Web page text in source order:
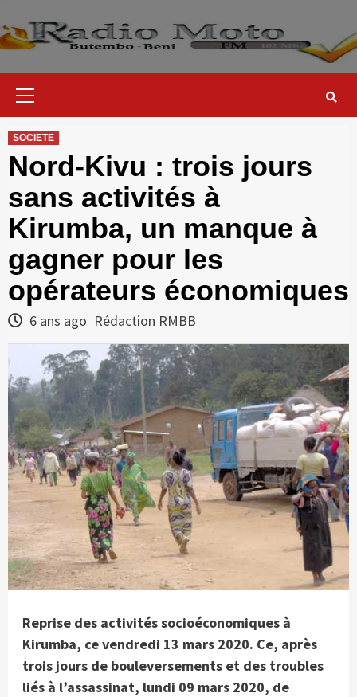
to
content
SOCIETE
Nord-Kivu : trois jours
sans activités à
Kirumba, un manque à
gagner pour les
opérateurs économiques
6 ans ago Rédaction RMBB
Reprise des activités socioéconomiques à
Kirumba, ce vendredi 13 mars 2020. Ce, après
trois jours de bouleversements et des troubles
liés à l’assassinat, lundi 09 mars 2020, de